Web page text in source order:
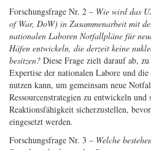
Forschungsfrage Nr. 2 – Wie wird das
of War, DoW) in Zusammenarbeit mit
nationalen Laboren Notfallpläne für
Häfen entwickeln, die derzeit keine
besitzen? Diese Frage zielt darauf ab,
Expertise der nationalen Labore und
nutzen kann, um gemeinsam neue
Ressourcenstrategien zu entwickeln
Reaktionsfähigkeit sicherzustellen,
eingesetzt werden.
Forschungsfrage Nr. 3 – Welche